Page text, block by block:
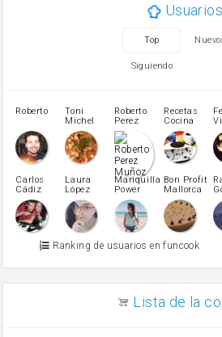
Harina para bizcocho
patatas
pimiento rojo
Pimentón
pimiento verde
miel
vino blanco
Azúcar glass
Azúcar moreno
Zumo de limón
arroz
Usuarios
Top
Siguiendo
Roberto
Toni
Michel
Caubet
Roberto
Perez
Muñoz
Recetas
Cocina
Carlos
Cádiz
Laura
López
Martínez
Mariquilla
Power
Bon Profit
Mallorca
Ranking de usuarios en funcook
Lista de la